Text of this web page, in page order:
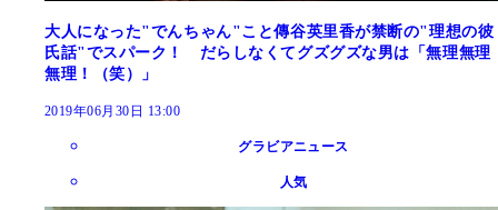
大人になった"でんちゃん"こと傳谷英里香が禁断の"理想の彼
氏話"でスパーク！ だらしなくてグズグズな男は「無理無理
無理！（笑）」
2019年06月30日 13:00
グラビアニュース
人気